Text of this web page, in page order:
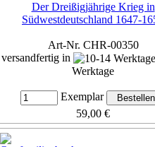
Der Dreißigjährige Krieg in
Südwestdeutschland 1647-
Art-Nr. CHR-00350
versandfertig in
Werktage
Exemplar
59,00 €
inkl. 7% MwSt,zzgl.